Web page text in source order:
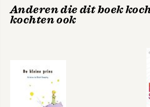
Anderen die dit boek
kochten ook